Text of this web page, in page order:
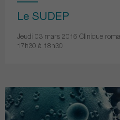
Le SUDEP
Jeudi 03 mars 2016 Clinique
17h30 à 18h30